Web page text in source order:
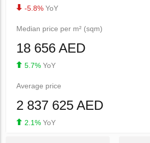
-5.8% YoY
Median price per m² (sqm)
18 656 AED
5.7% YoY
Average price
2 837 625 AED
2.1% YoY